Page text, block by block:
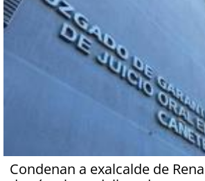
Condenan a exalcalde de